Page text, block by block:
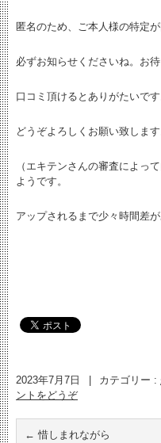
匿名のため、ご本人様の特定が
必ずお知らせくださいね。お
口コミ頂けるとありがたいです
どうぞよろしくお願い致します
（エキテンさんの審査によっ
ようです。
アップされるまで少々時間差
2023年7月7日 カテゴリー :
ントをどうぞ
← 惜しまれながら